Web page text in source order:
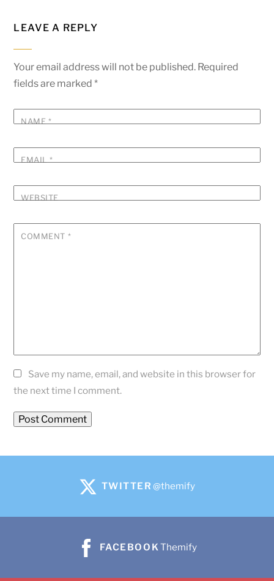
LEAVE A REPLY
Your email address will not be published. Required
fields are marked*
NAME*
EMAIL*
WEBSITE
COMMENT *
Save my name, email, and website in this browser for
the next time I comment.
TWITTER @themify
FACEBOOK Themify